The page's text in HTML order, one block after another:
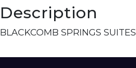
Description
BLACKCOMB SPRINGS SUITES